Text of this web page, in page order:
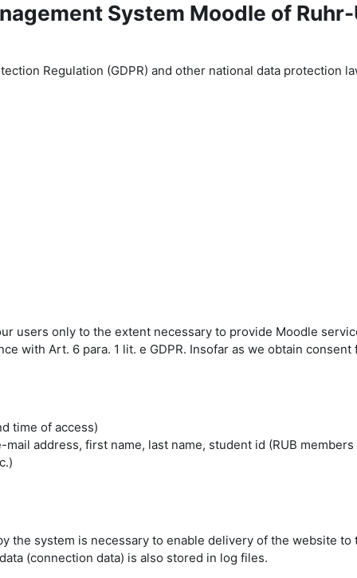
System Moodle of
Regulation (GDPR) and other national data protection
users only to the extent necessary to provide Moodle
with Art. 6 para. 1 lit. e GDPR. Insofar as we obtain
time of access)
address, first name, last name, student id (RUB members
the system is necessary to enable delivery of the website
(connection data) is also stored in log files.